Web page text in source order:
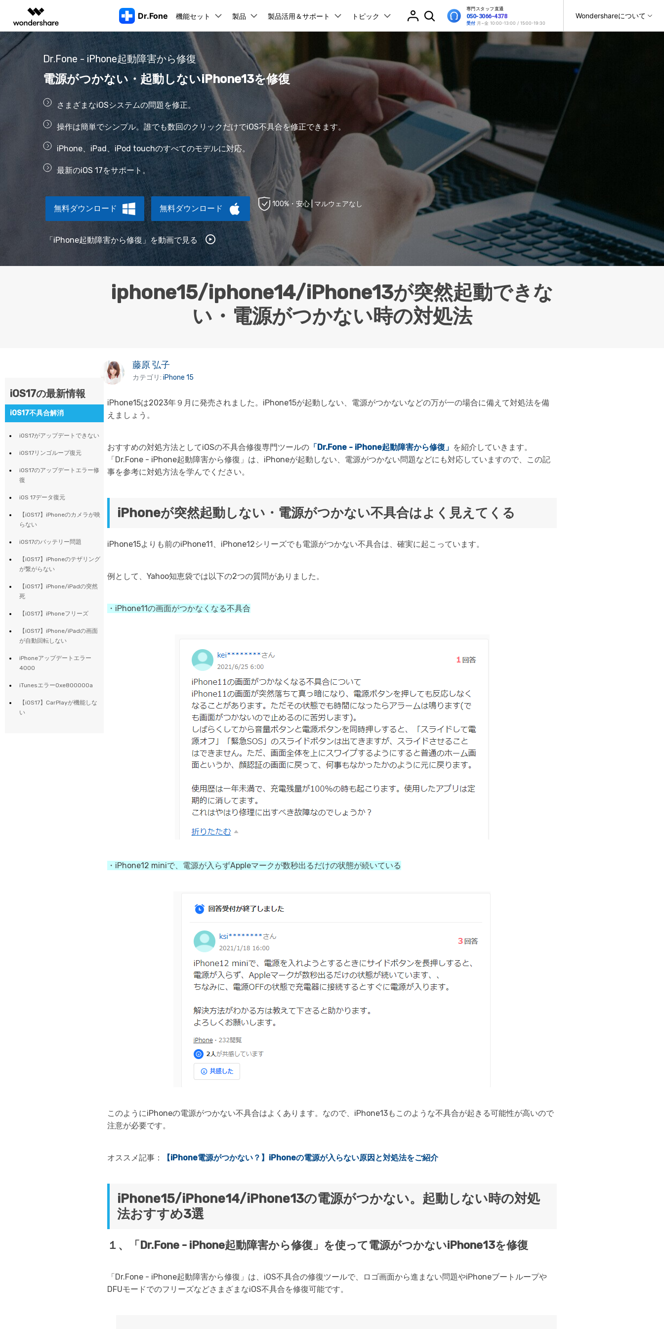
製品
AIGCサービス
動画編集＆変換
UniConverter
DVD Memory
DemoCreator
AI動画・画像・音楽ジェネレーター
AI動画・画像編集アプリ
ToMoviee AI
作図＆製図
EdrawMax
ベクタードローソフト
EdrawMind
マインドマップソフト
PDF編集
PDFelement
電子署名とクラウドサービス
HiPDF
PDF編集オンラインツール
ユーティリティ
データ復元・バックアップ
Recoverit
データ復元ソフト
Repairit
動画・写真・ファイル修復ソフト
Dr.Fone
スマートフォン管理ソフト
MobileTrans
スマホ間のデータ転送ソフト
FamiSafe
子供の安全を守るアプリ
法人様向けお問い合わせ窓口
パートナープログラム
Wondershareについて
サポートセンター
Wondershare製品一覧
法人・教育・パートナー
法人向け
学生・教員向け
代理店募集
パートナープログ
ラム
ソリューション
PDF ソリューション
PDFelement
作図＆製図
EdrawMind
動画編集＆変換
UniConverter
データ復元・転送
企業情報
会社概要
創業者メッセージ
プラン＆価格 サポート Wondershareについて
Dr.Fone 機能セット
Dr.Fone Basic
機能
ロック解除
iPhoneロック解除 Androidロック解除
起動障害修復
iPhone起動障害修復 Android起動障害修復
iTunes修復
iTunesエラーを修復
データ復元
iPhoneデータ復元 Androidデータ復元
パスワード管理
iOSパスワード管理＆復元
Androidデータ消去
WhatsAppデータ転送
スマホデータ移行
デバイス間でのデータ移行
GPS位置変更
iOS & Android安全かつ簡単に位置変更
製品
デスクトップ製品
Dr.Fone Windows/MacOS版
スマホ管理の悩みをすべて解決
Wondershare MobileTrans
スマホ間のデータを安全・安心に転送
Wondershare TunesGo
iPhone/iPad/iPodとiTunes/PC間に自由にデータ転送
異なるクラウドサービス間でファイルを移行・同期
アプリ製品
Dr.Fone アプリ - Android向け
Androidから紛失または削除されたデータを復元
無料ダウンロード
Dr.Fone アプリ - iOS向け
iOSデバイスのロック解除 & ストレージ解放
無料ダウンロード
オンラインツールでのスマホデータ管理と画面ミラーリン
グ
新製品
iCloudアクティベーションロック解除
iCloudアクティベーションロック解除& iPhoneシャッター
音消し
製品活用＆サポート
もっと見る
iPhoneロック解除
SIMロック解除
アクティベーションロック解除
Androidパターンロック解除
AndroidのFRPバイパス
iOSアップグレード
iOSのアップデート問題修復
LINEデータ転送
iOSへデータ転送
iPhoneデータ復元
iPhone写真サイズ圧縮
リンゴループ修復
操作ガイド
ヘルプセンター
法人向け
お問い合わせ
オンラインで試す ※ 現在は英語版のみ対応
トピック
データ転送
スマホデータ転送
CDをスマホに取り込む
スマホ画面ミラーリング
データ管理
LINEデータ復元
Apple ID管理
データ復元
パスワード管理
パスワードなしでスマホロック解除
スマホの起動障害修復 位置情報変更
iPhoneストレージ増やす
Androidデータ復元
オンラインで試す ※ 現在は英語版のみ対応
専門スタッフ直通
050-3066-4378
受付 月~金 10:00-13:00 / 15:00-19:30
Dr.Fone - iPhone起動障害から修復
電源がつかない・起動しないiPhone13を修復
さまざまなiOSシステムの問題を修正。
操作は簡単でシンプル。誰でも数回のクリックだけでiOS不具合を修正できます。
iPhone、iPad、iPod touchのすべてのモデルに対応。
最新のiOS 17をサポート。
無料ダウンロード 無料ダウンロード 100%・安心 | マルウェアなし
「iPhone起動障害から修復」を動画で見る
iphone15/iphone14/iPhone13が突然起動できな
い・電源がつかない時の対処法
iOS17の最新情報
iOS17不具合解消
iOS17がアップデートできない
iOS17リンゴループ復元
iOS17のアップデートエラー修
復
iOS 17データ復元
【iOS17】iPhoneのカメラが映
らない
iOS17のバッテリー問題
【iOS17】iPhoneのテザリング
が繋がらない
【iOS17】iPhone/iPadの突然
死
【iOS17】iPhoneフリーズ
【iOS17】iPhone/iPadの画面
が自動回転しない
iPhoneアップデートエラー
4000
iTunesエラー0xe800000a
【iOS17】CarPlayが機能しな
い
藤原 弘子
カテゴリ: iPhone 15
iPhone15は2023年９月に発売されました。iPhone15が起動しない、電源がつかないなどの万が一の場合に備えて対処法を備
えましょう。
おすすめの対処方法としてiOSの不具合修復専門ツールの 「Dr.Fone - iPhone起動障害から修復」 を紹介していきます。
「Dr.Fone - iPhone起動障害から修復」は、iPhoneが起動しない、電源がつかない問題などにも対応していますので、この記
事を参考に対処方法を学んでください。
iPhoneが突然起動しない・電源がつかない不具合はよく見えてくる
iPhone15よりも前のiPhone11、iPhone12シリーズでも電源がつかない不具合は、確実に起こっています。
例として、Yahoo知恵袋では以下の2つの質問がありました。
・iPhone11の画面がつかなくなる不具合
・iPhone12 miniで、電源が入らずAppleマークが数秒出るだけの状態が続いている
このようにiPhoneの電源がつかない不具合はよくあります。なので、iPhone13もこのような不具合が起きる可能性が高いので
注意が必要です。
オススメ記事： 【iPhone電源がつかない？】iPhoneの電源が入らない原因と対処法をご紹介
iPhone15/iPhone14/iPhone13の電源がつかない。起動しない時の対処
法おすすめ3選
１、「Dr.Fone - iPhone起動障害から修復」を使って電源がつかないiPhone13を修復
「Dr.Fone - iPhone起動障害から修復」は、iOS不具合の修復ツールで、ロゴ画面から進まない問題やiPhoneブートループや
DFUモードでのフリーズなどさまざまなiOS不具合を修復可能です。